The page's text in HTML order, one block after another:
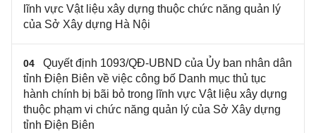
lĩnh vực Vật liệu xây dựng thuộc chức năng quản lý
của Sở Xây dựng Hà Nội
04
Quyết định 1093/QĐ-UBND của Ủy ban nhân dân
tỉnh Điện Biên về việc công bố Danh mục thủ tục
hành chính bị bãi bỏ trong lĩnh vực Vật liệu xây dựng
thuộc phạm vi chức năng quản lý của Sở Xây dựng
tỉnh Điện Biên